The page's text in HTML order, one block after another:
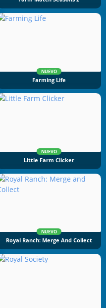
NUEVO
Farming Life
NUEVO
Little Farm Clicker
NUEVO
Royal Ranch: Merge And Collect